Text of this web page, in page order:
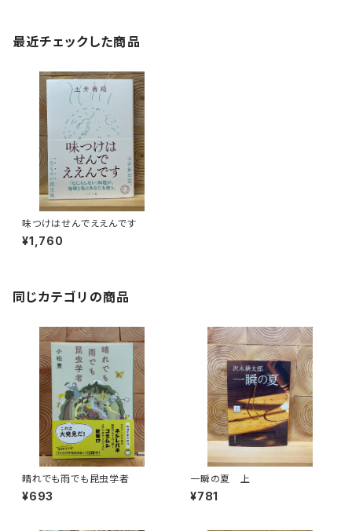
最近チェックした商品
味つけはせんでええんです
¥1,760
同じカテゴリの商品
晴れでも雨でも昆虫学者
¥693
一瞬の夏 上
¥781